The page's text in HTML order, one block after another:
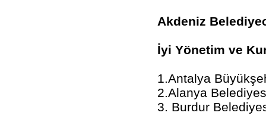
Akdeniz
İyi Yönetim ve
1.Antalya
2.Alanya
3. Burdur